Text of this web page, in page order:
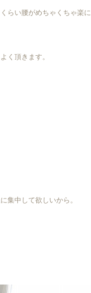
らい腰がめちゃくちゃ楽に
く頂きます。
集中して欲しいから。